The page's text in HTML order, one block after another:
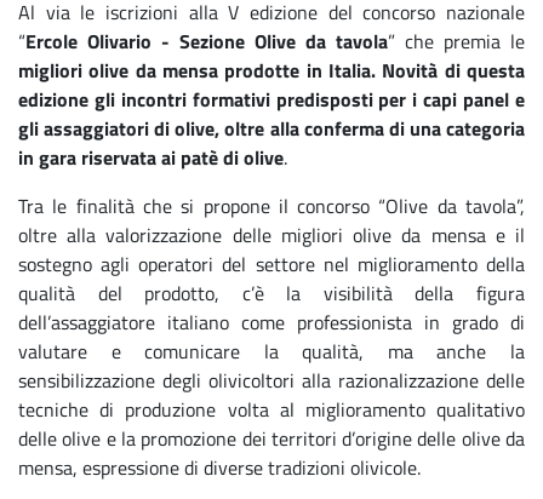
Al via le iscrizioni alla V edizione del concorso nazionale
“Ercole Olivario - Sezione Olive da tavola” che premia le
migliori olive da mensa prodotte in Italia. Novità di questa
edizione gli incontri formativi predisposti per i capi panel e
gli assaggiatori di olive, oltre alla conferma di una categoria
in gara riservata ai patè di olive.
Tra le finalità che si propone il concorso “Olive da tavola”,
oltre alla valorizzazione delle migliori olive da mensa e il
sostegno agli operatori del settore nel miglioramento della
qualità del prodotto, c’è la visibilità della figura
dell’assaggiatore italiano come professionista in grado di
valutare e comunicare la qualità, ma anche la
sensibilizzazione degli olivicoltori alla razionalizzazione delle
tecniche di produzione volta al miglioramento qualitativo
delle olive e la promozione dei territori d’origine delle olive da
mensa, espressione di diverse tradizioni olivicole.